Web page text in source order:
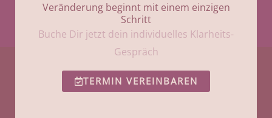
Veränderung beginnt mit einem einzigen
Schritt
Buche Dir jetzt dein individuelles Klarheits-
Gespräch
TERMIN VEREINBAREN